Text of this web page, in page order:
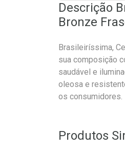
Descrição
Bronze
Brasileiríssima,
sua composição
saudável e
oleosa e
os consumidores.
Produtos